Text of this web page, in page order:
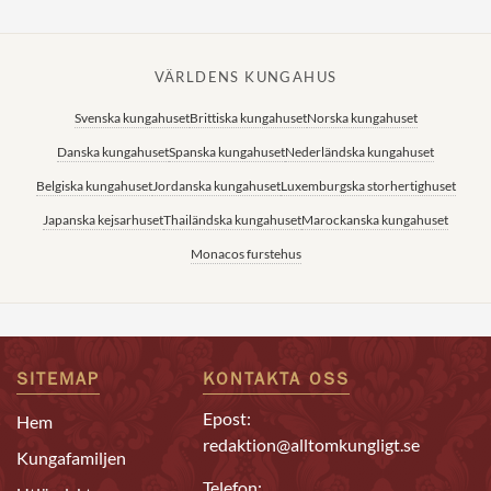
VÄRLDENS KUNGAHUS
Svenska kungahusetBrittiska kungahusetNorska kungahuset
Danska kungahusetSpanska kungahusetNederländska kungahuset
Belgiska kungahusetJordanska kungahusetLuxemburgska storhertighuset
Japanska kejsarhusetThailändska kungahusetMarockanska kungahuset
Monacos furstehus
SITEMAP
Hem
Kungafamiljen
KONTAKTA OSS
Epost:
redaktion@alltomkungligt.se